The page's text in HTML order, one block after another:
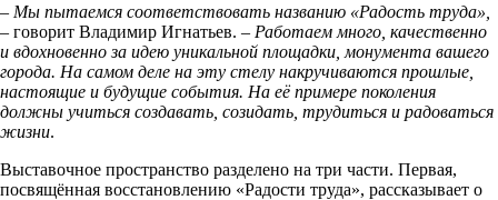
– Мы пытаемся соответствовать названию «Радость труда»,
– говорит Владимир Игнатьев. – Работаем много, качественно
и вдохновенно за идею уникальной площадки, монумента вашего
города. На самом деле на эту стелу накручиваются прошлые,
настоящие и будущие события. На её примере поколения
должны учиться создавать, созидать, трудиться и радоваться
жизни.
Выставочное пространство разделено на три части. Первая,
посвящённая восстановлению «Радости труда», рассказывает о